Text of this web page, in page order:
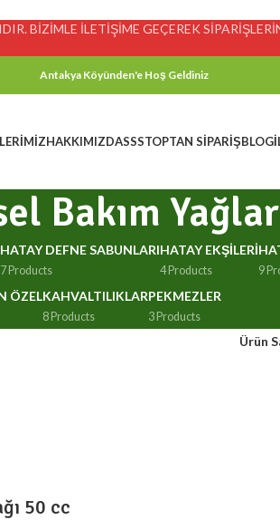
BİZİMLE İLETİŞİME GEÇEREK
Antakya Köyünden'e Hoş Geldiniz
HAKKIMIZDASSSTOPTAN SIPARIŞBLOG
Bakım
HATAY DEFNE SABUNLARI
7 Products
HATAY EKŞILERI
4 Products 9
ÖZELKAHVALTILIKLAR
8 Products
PEKMEZLER
3 Products
Ürün
50 cc